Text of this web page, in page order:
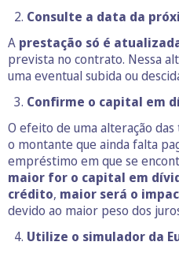
Consulte a data da
A prestação só é
prevista no contrato. Nessa
uma eventual subida ou
Confirme o capital em
O efeito de uma alteração
o montante que ainda falta
empréstimo em que se
maior for o capital em
crédito, maior será o
devido ao maior peso dos
Utilize o simulador da